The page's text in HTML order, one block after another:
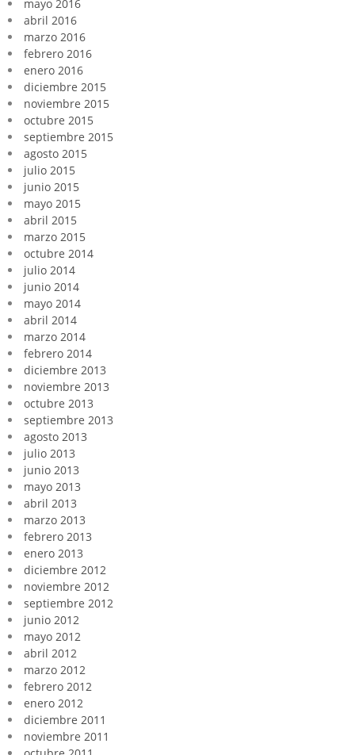
mayo 2016
abril 2016
marzo 2016
febrero 2016
enero 2016
diciembre 2015
noviembre 2015
octubre 2015
septiembre 2015
agosto 2015
julio 2015
junio 2015
mayo 2015
abril 2015
marzo 2015
octubre 2014
julio 2014
junio 2014
mayo 2014
abril 2014
marzo 2014
febrero 2014
diciembre 2013
noviembre 2013
octubre 2013
septiembre 2013
agosto 2013
julio 2013
junio 2013
mayo 2013
abril 2013
marzo 2013
febrero 2013
enero 2013
diciembre 2012
noviembre 2012
septiembre 2012
junio 2012
mayo 2012
abril 2012
marzo 2012
febrero 2012
enero 2012
diciembre 2011
noviembre 2011